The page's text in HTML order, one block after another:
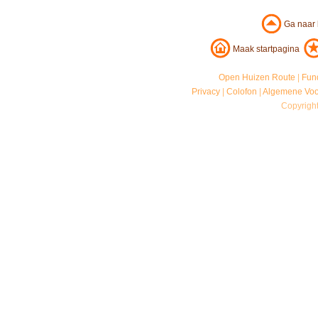
Ga
Maak startpagina
Open Huizen Route
Privacy |Colofon |Algemene